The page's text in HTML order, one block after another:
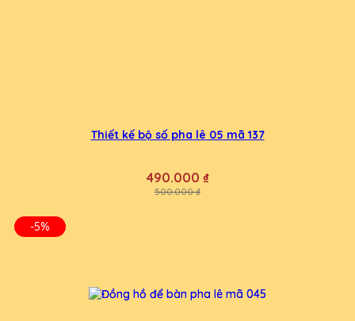
Thiết kế bộ số pha lê 05 mã 137
490.000 ₫
500.000 ₫
-5%